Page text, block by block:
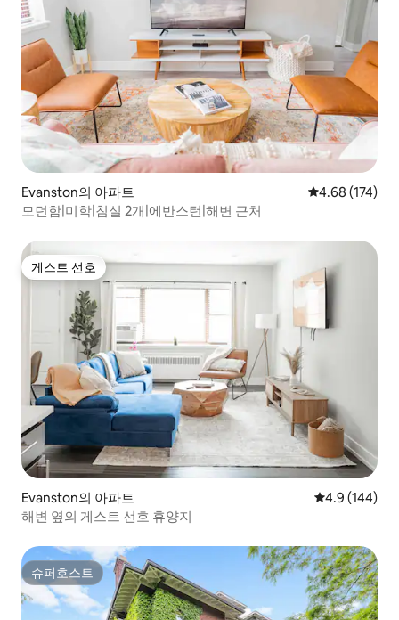
Evanston의 아파트 평점 4.68점(5
4.68 (174)
모던함|미학|침실 2개|에반스턴|해변 근처
게스트 선호
게스트 선호
Evanston의 아파트 평점 4.9점(5
4.9 (144)
해변 옆의 게스트 선호 휴양지
슈퍼호스트
슈퍼호스트